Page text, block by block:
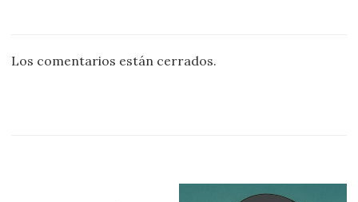
Los comentarios están cerrados.